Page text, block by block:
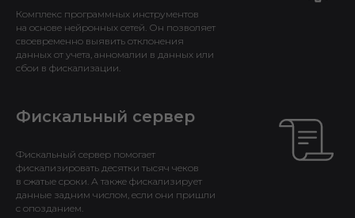
Комплекс программных инструментов
на основе нейронных сетей. Он позволяет
своевременно выявить отклонения
данных от учета, анномалии в данных или
сбои в фискализации.
Фискальный сервер
Фискальный сервер помогает
фискализировать десятки тысяч чеков
в сжатые сроки. А также фискализирует
данные задним числом, если они пришли
с опозданием.